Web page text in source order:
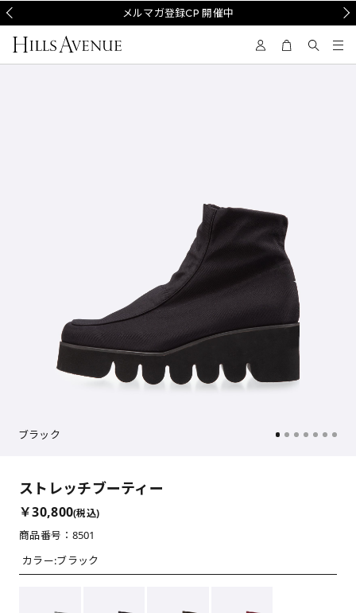
メルマガ登録CP 開催中
ブラック
ストレッチブーティー
￥30,800(税込)
商品番号：8501
カラー:ブラック